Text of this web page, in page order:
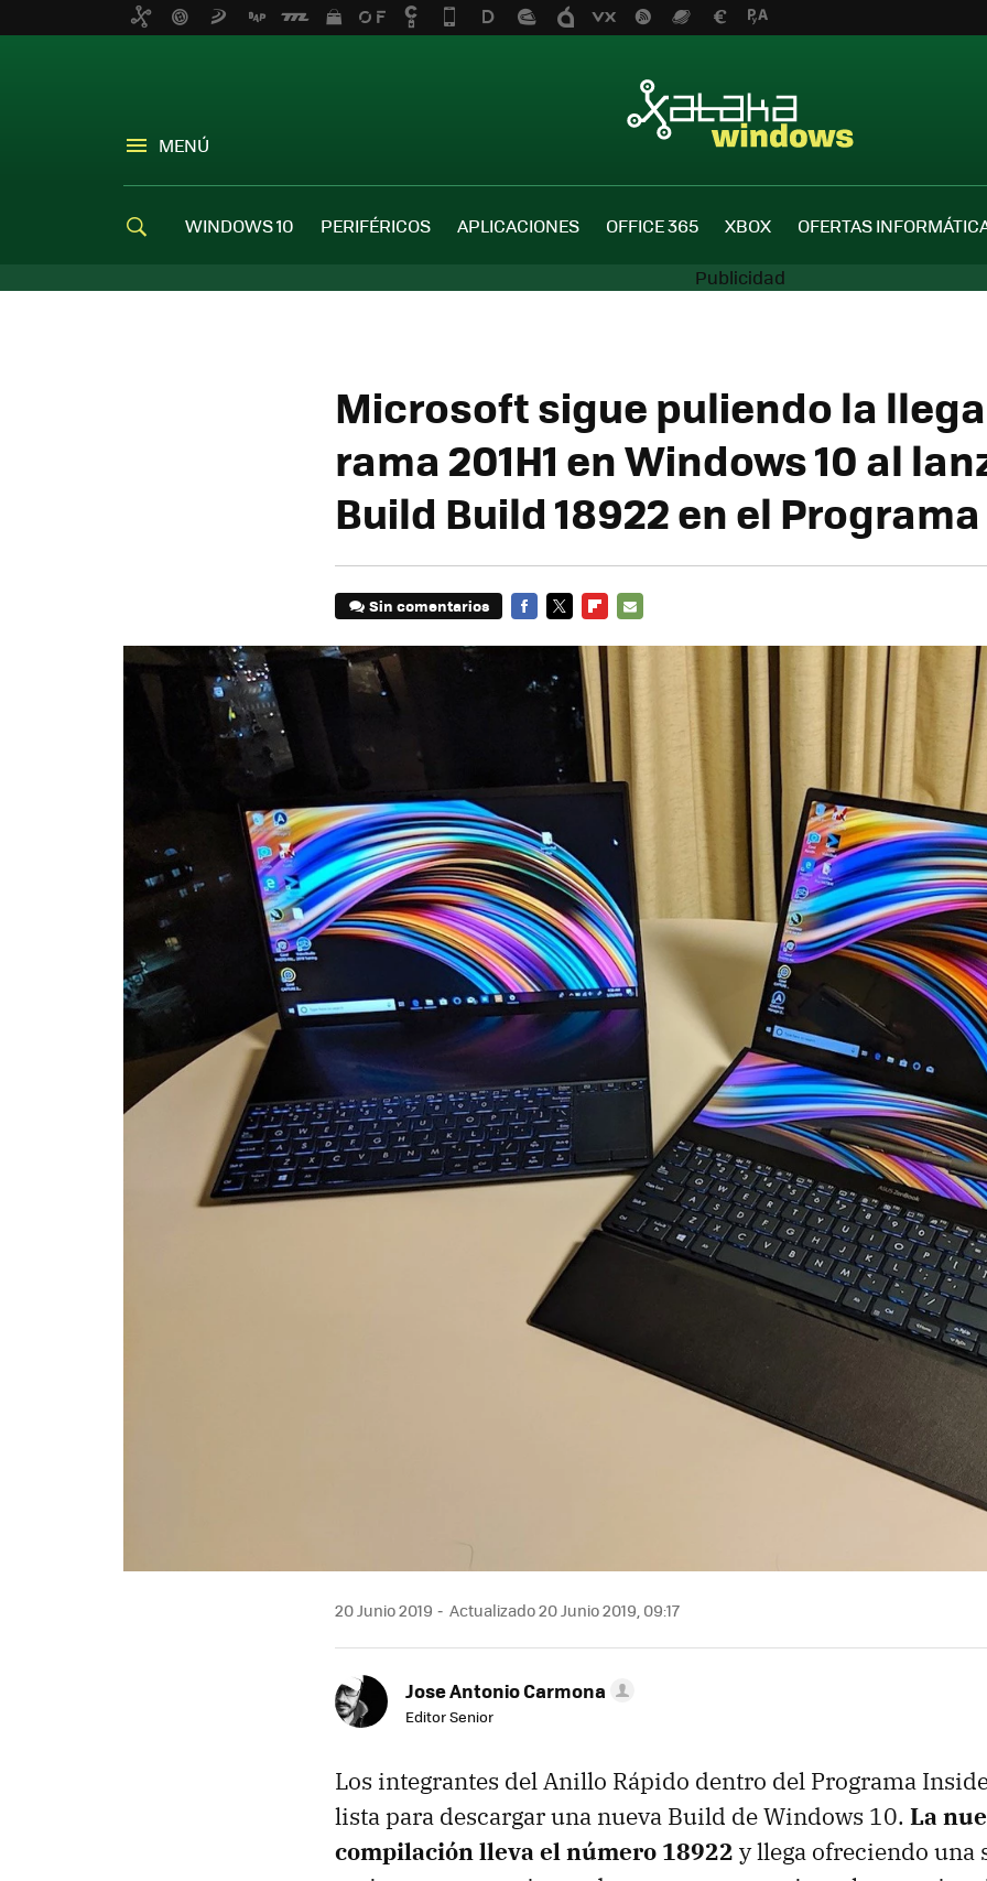
MENÚ
WINDOWS 10 PERIFÉRICOS APLICACIONES OFFICE 365 XBOX OFERTAS
Microsoft sigue puliendo la
rama 201H1 en Windows 10 al
Build Build 18922 en el
Sin comentarios
MAIL
20 Junio 2019 Actualizado 20 Junio 2019, 09:17
Jose Antonio Carmona
Editor Senior
Los integrantes del Anillo Rápido dentro del Programa
lista para descargar una nueva Build de Windows 10. La
compilación lleva el número 18922 y llega ofreciendo una